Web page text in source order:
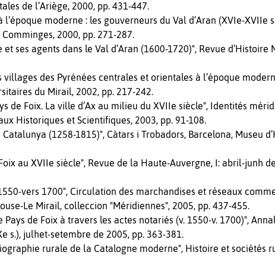
de l’Ariège, 2000, pp. 431-447.
moderne : les gouverneurs du Val d’Aran (XVIe-XVIIe
2000, pp. 271-287.
ses agents dans le Val d’Aran (1600-1720)", Revue
des Pyrénées centrales et orientales à l’époque
du Mirail, 2002, pp. 217-242.
de Foix. La ville d’Ax au milieu du XVIIe siècle", Identités
Historiques et Scientifiques, 2003, pp. 91-108.
(1258-1815)", Càtars i Trobadors, Barcelona, Museu
au XVIIe siècle", Revue de la Haute-Auvergne, I: abril-junh
vers 1700", Circulation des marchandises et réseaux
Le Mirail, colleccion "Méridiennes", 2005, pp. 437-455.
de Foix à travers les actes notariés (v. 1550-v. 1700)",
s.), julhet-setembre de 2005, pp. 363-381.
rurale de la Catalogne moderne", Histoire et sociétés